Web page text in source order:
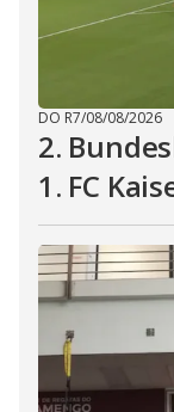
DO R7/08/08/2026
2.
1. FC